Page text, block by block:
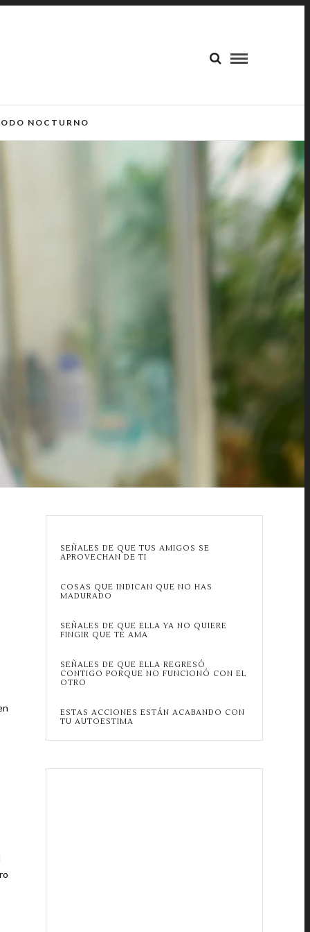
NOCTURNO
SEÑALES DE QUE TUS AMIGOS SE
APROVECHAN DE TI
COSAS QUE INDICAN QUE NO HAS
MADURADO
SEÑALES DE QUE ELLA YA NO QUIERE
FINGIR QUE TE AMA
SEÑALES DE QUE ELLA REGRESÓ
CONTIGO PORQUE NO FUNCIONÓ CON EL
OTRO
ESTAS ACCIONES ESTÁN ACABANDO CON
TU AUTOESTIMA